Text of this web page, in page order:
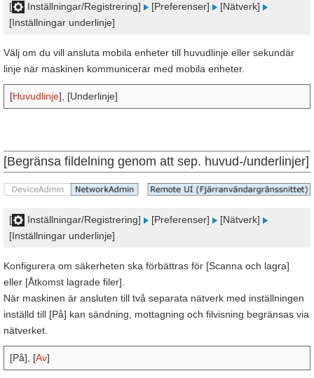
[ Inställningar/Registrering] [Preferenser]
[Nätverk]
[Inställningar underlinje]
Välj om du vill ansluta mobila enheter till huvudlinje eller sekundär
linje när maskinen kommunicerar med mobila enheter.
[Huvudlinje], [Underlinje]
[Begränsa fildelning genom att sep. huvud-/underlinjer]
[ Inställningar/Registrering] [Preferenser]
[Nätverk]
[Inställningar underlinje]
Konfigurera om säkerheten ska förbättras för [Scanna och lagra]
eller [Åtkomst lagrade filer].
När maskinen är ansluten till två separata nätverk med inställningen
inställd till [På] kan sändning, mottagning och filvisning begränsas via
nätverket.
[På], [Av]